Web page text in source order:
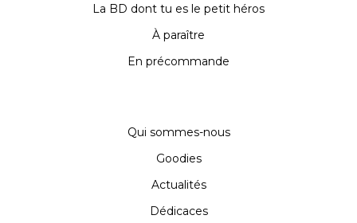
La BD dont tu es le petit héros
À paraître
En précommande
Qui sommes-nous
Goodies
Actualités
Dédicaces